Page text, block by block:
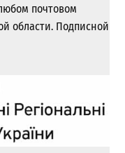
почтовом
области. Подписной